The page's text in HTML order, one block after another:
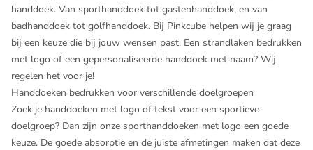
handdoek. Van sporthanddoek tot gastenhanddoek, en van
badhanddoek tot golfhanddoek. Bij Pinkcube helpen wij je graag
bij een keuze die bij jouw wensen past. Een strandlaken bedrukken
met logo of een gepersonaliseerde handdoek met naam? Wij
regelen het voor je!
Handdoeken bedrukken voor verschillende doelgroepen
Zoek je handdoeken met logo of tekst voor een sportieve
doelgroep? Dan zijn onze sporthanddoeken met logo een goede
keuze. De goede absorptie en de juiste afmetingen maken dat deze